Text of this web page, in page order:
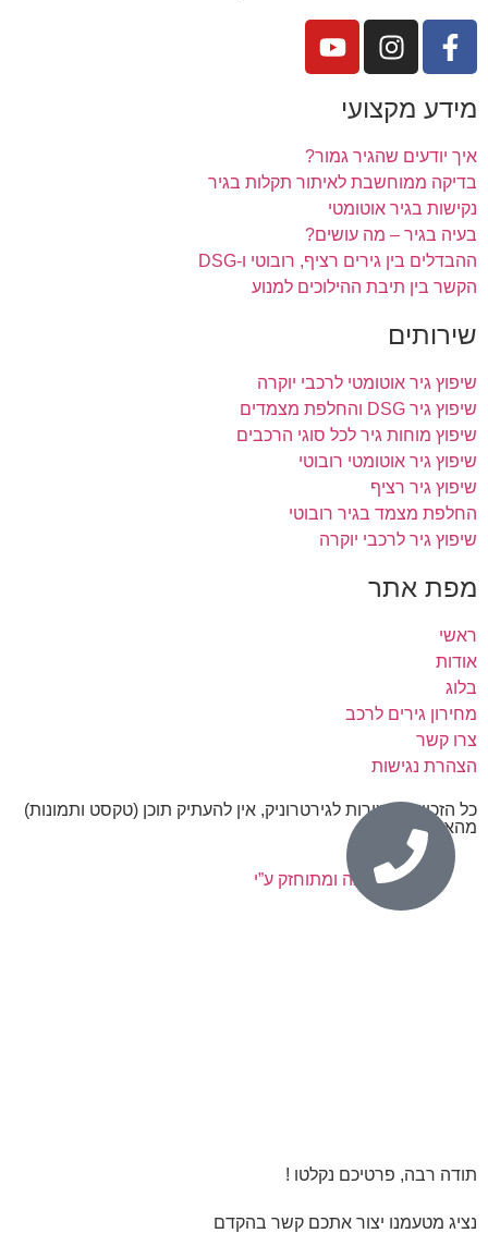
מידע מקצועי
איך יודעים שהגיר גמור?
בדיקה ממוחשבת לאיתור תקלות בגיר
נקישות בגיר אוטומטי
בעיה בגיר – מה עושים?
ההבדלים בין גירים רציף, רובוטי ו-DSG
הקשר בין תיבת ההילוכים למנוע
שירותים
שיפוץ גיר אוטומטי לרכבי יוקרה
שיפוץ גיר DSG והחלפת מצמדים
שיפוץ מוחות גיר לכל סוגי הרכבים
שיפוץ גיר אוטומטי רובוטי
שיפוץ גיר רציף
החלפת מצמד בגיר רובוטי
שיפוץ גיר לרכבי יוקרה
מפת אתר
ראשי
אודות
בלוג
מחירון גירים לרכב
צרו קשר
הצהרת נגישות
כל הזכויות שמורות לגירטרוניק, אין להעתיק תוכן (טקסט ותמונות)
מהאתר.
נבנה ומתוחזק ע”י
תודה רבה, פרטיכם נקלטו !
נציג מטעמנו יצור אתכם קשר בהקדם